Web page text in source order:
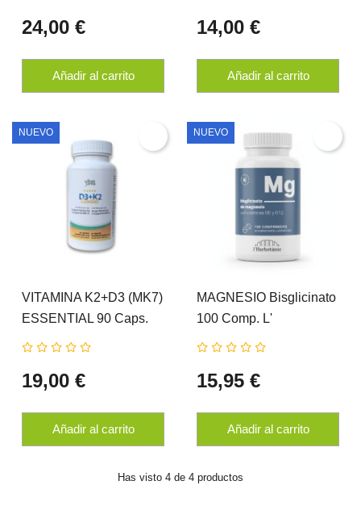
24,00 €
Añadir al carrito
14,00 €
Añadir al carrito
VITAMINA K2+D3 (MK7)
ESSENTIAL 90 Caps.
VIBEFARMA
19,00 €
Añadir al carrito
NUEVO
MAGNESIO Bisglicinato
100 Comp. L'
HERBOTANIC
15,95 €
Añadir al carrito
NUEVO
Has visto 4 de 4 productos